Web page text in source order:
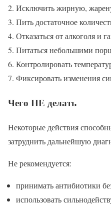
Исключить жирную,
Пить достаточное
Отказаться от алкоголя и
Питаться небольшими
Контролировать
Фиксировать изменения
Чего НЕ делать
Некоторые действия
затруднить дальнейшую
Не рекомендуется:
принимать антибиотики
использовать